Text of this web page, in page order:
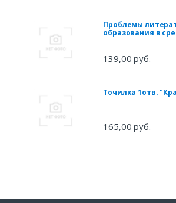
Проблемы
образования в
139,00 руб.
Точилка 1отв.
165,00 руб.